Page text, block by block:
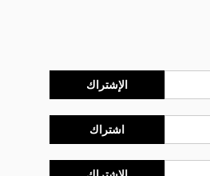
الإشتراك
اشتراك